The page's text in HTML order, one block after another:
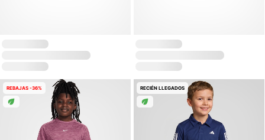
REBAJAS -36% RECIÉN LLEGADOS